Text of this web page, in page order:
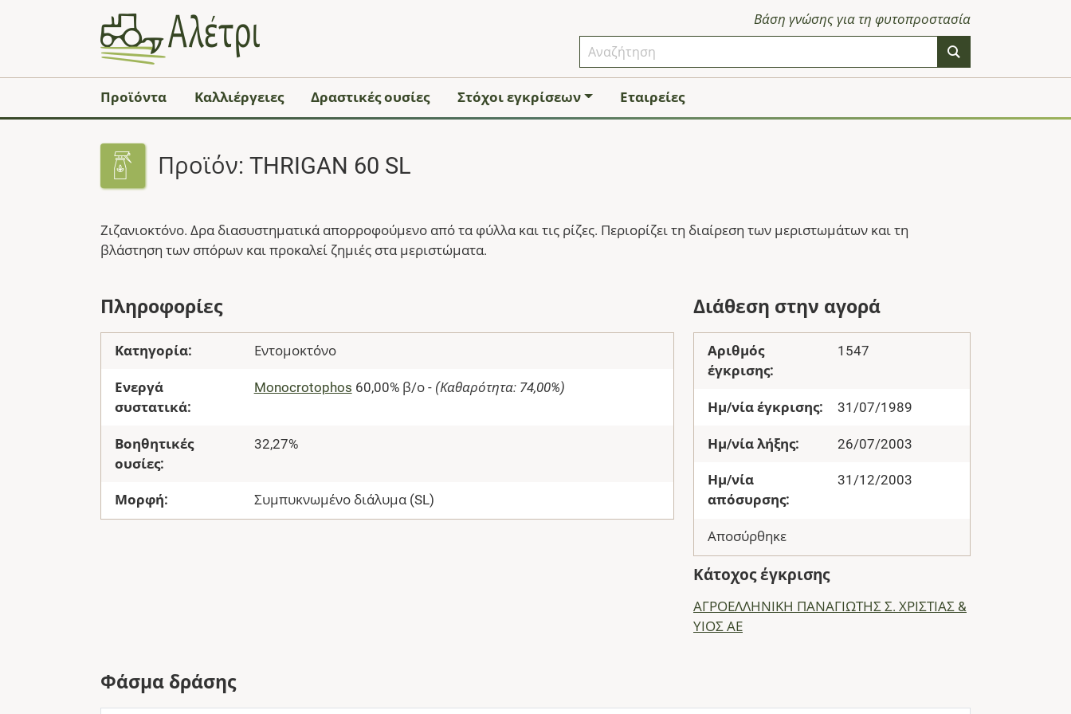
Βάση γνώσης για τη φυτοπροστασία
Προϊόντα Καλλιέργειες Δραστικές ουσίες Στόχοι εγκρίσεων Εταιρείες
Προϊόν: THRIGAN 60 SL
Ζιζανιοκτόνο. Δρα διασυστηματικά απορροφούμενο από τα φύλλα και τις ρίζες. Περιορίζει τη διαίρεση των μεριστωμάτων και τη
βλάστηση των σπόρων και προκαλεί ζημιές στα μεριστώματα.
Πληροφορίες
Κατηγορία: Εντομοκτόνο
Ενεργά
συστατικά:
Monocrotophos 60,00% β/ο - (Καθαρότητα: 74,00%)
Βοηθητικές
ουσίες:
32,27%
Μορφή: Συμπυκνωμένο διάλυμα (SL)
Διάθεση στην αγορά
Αριθμός
έγκρισης:
1547
Ημ/νία έγκρισης: 31/07/1989
Ημ/νία λήξης: 26/07/2003
Ημ/νία
απόσυρσης:
31/12/2003
Αποσύρθηκε
Κάτοχος έγκρισης
ΑΓΡΟΕΛΛΗΝΙΚΗ ΠΑΝΑΓΙΩΤΗΣ Σ. ΧΡΙΣΤΙΑΣ &
ΥΙΟΣ ΑΕ
Φάσμα δράσης